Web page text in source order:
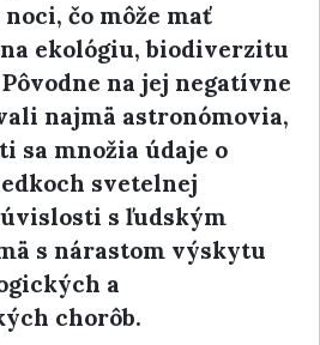
čo môže mať
ekológiu, biodiverzitu
na jej negatívne
najmä astronómovia,
sa množia údaje o
svetelnej
s ľudským
s nárastom výskytu
a
chorôb.